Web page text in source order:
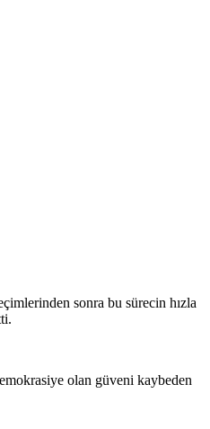
sonra bu sürecin hızla
olan güveni kaybeden